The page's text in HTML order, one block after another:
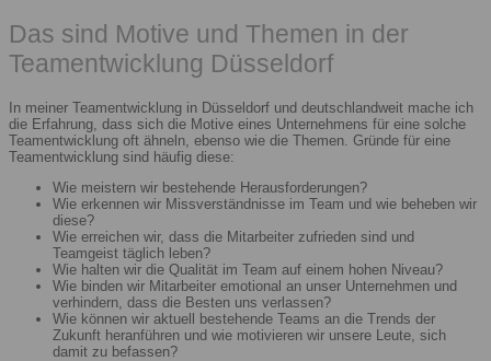
Das sind Motive und Themen in der
Teamentwicklung Düsseldorf
In meiner Teamentwicklung in Düsseldorf und deutschlandweit mache ich
die Erfahrung, dass sich die Motive eines Unternehmens für eine solche
Teamentwicklung oft ähneln, ebenso wie die Themen. Gründe für eine
Teamentwicklung sind häufig diese:
Wie meistern wir bestehende Herausforderungen?
Wie erkennen wir Missverständnisse im Team und wie beheben wir
diese?
Wie erreichen wir, dass die Mitarbeiter zufrieden sind und
Teamgeist täglich leben?
Wie halten wir die Qualität im Team auf einem hohen Niveau?
Wie binden wir Mitarbeiter emotional an unser Unternehmen und
verhindern, dass die Besten uns verlassen?
Wie können wir aktuell bestehende Teams an die Trends der
Zukunft heranführen und wie motivieren wir unsere Leute, sich
damit zu befassen?